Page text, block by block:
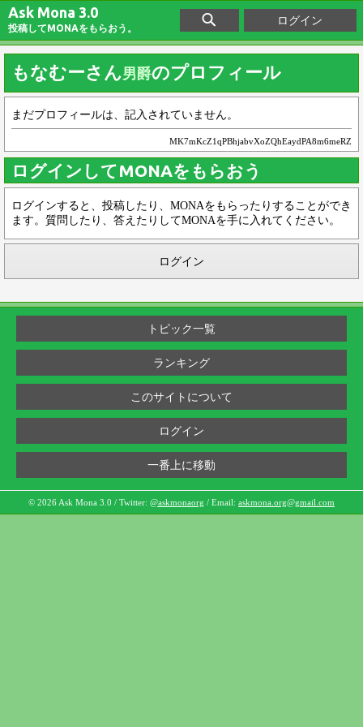
Ask Mona 3.0
投稿してMONAをもらおう。
ログイン
もなむーさん男爵のプロフィール
まだプロフィールは、記入されていません。
MK7mKcZ1qPBhjabvXoZQhEaydPA8m6meRZ
ログインしてMONAをもらおう
ログインすると、投稿したり、MONAをもらったりすることができ
ます。質問したり、答えたりしてMONAを手に入れてください。
ログイン
トピック一覧
ランキング
このサイトについて
ログイン
一番上に移動
© 2026 Ask Mona 3.0 / Twitter: @askmonaorg / Email: askmona.org@gmail.com